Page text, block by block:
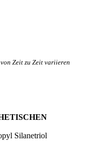
Zeit zu Zeit variieren
Silanetriol